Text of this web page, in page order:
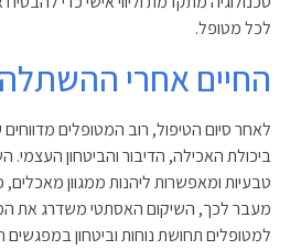
לכל מטופל.
החיים אחרי ההשתלה
לאחר סיום הטיפול, רוב המטופלים
ביכולת האכילה, הדיבור והביטחון העצמי.
טבעיות ומאפשרות ליהנות ממגוון
מעבר לכך, השיקום האסתטי משדרג את
למטופלים תחושת נוחות וביטחון במפגשים